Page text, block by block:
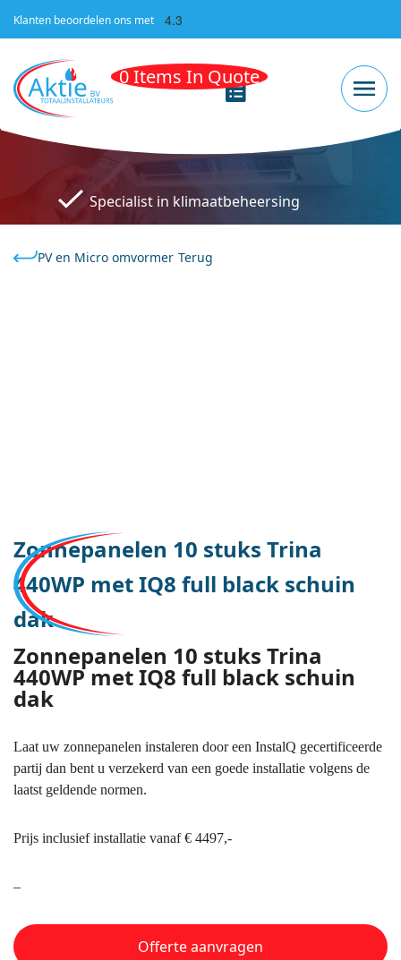
Klanten beoordelen ons met 4.3
0 Items In Quote
Specialist in klimaatbeheersing
PV en Micro omvormer
Zonnepanelen 10 stuks Trina
440WP met IQ8 full black schuin
dak
Zonnepanelen 10 stuks Trina
440WP met IQ8 full black schuin
dak
Laat uw zonnepanelen instaleren door een InstalQ gecertificeerde
partij dan bent u verzekerd van een goede installatie volgens de
laatst geldende normen.
Prijs inclusief installatie vanaf € 4497,-
–
Offerte aanvragen